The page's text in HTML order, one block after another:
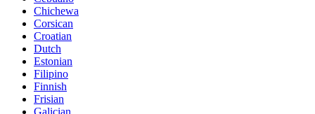
Chichewa
Corsican
Croatian
Dutch
Estonian
Filipino
Finnish
Frisian